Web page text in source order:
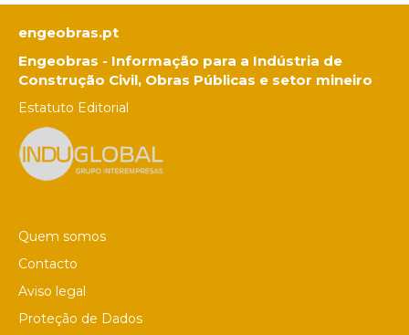
engeobras.pt
Engeobras - Informação para a Indústria de
Construção Civil, Obras Públicas e setor mineiro
Estatuto Editorial
Quem somos
Contacto
Aviso legal
Proteção de Dados